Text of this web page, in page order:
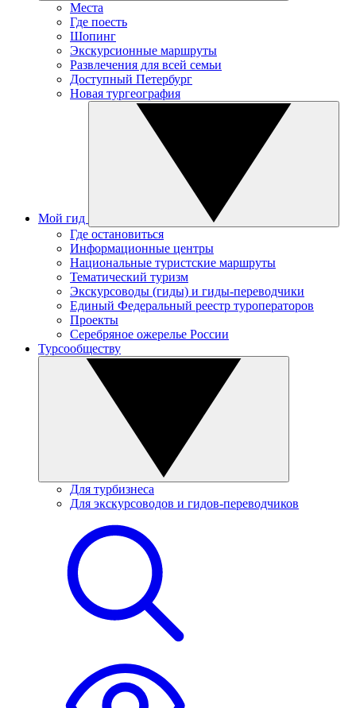
Места
Где поесть
Шопинг
Экскурсионные маршруты
Развлечения для всей семьи
Доступный Петербург
Новая тургеография
Мой гид
Где остановиться
Информационные центры
Национальные туристские маршруты
Тематический туризм
Экскурсоводы (гиды) и гиды-переводчики
Единый Федеральный реестр туроператоров
Проекты
Серебряное ожерелье России
Турсообществу
Для турбизнеса
Для экскурсоводов и гидов-переводчиков